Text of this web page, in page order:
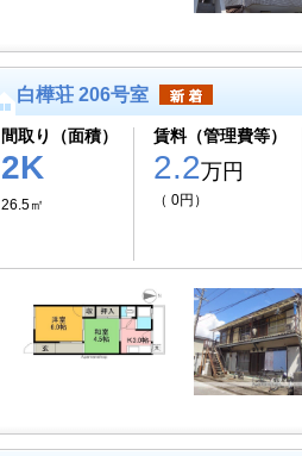
白樺荘 206号室
間取り（面積）
2K
26.5㎡
賃料（管理費等）
2.2万円
（ 0円）